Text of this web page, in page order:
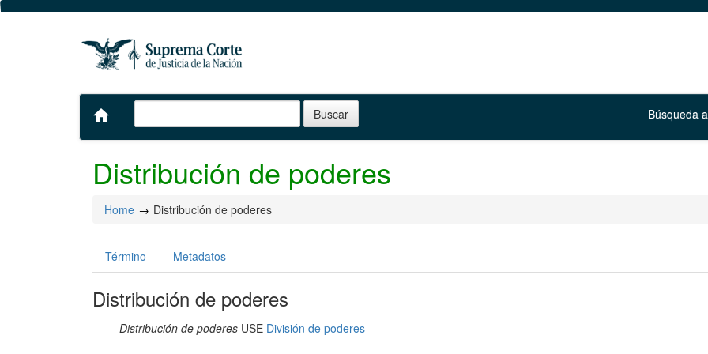
home Búsqueda
Distribución de poderes
Home Distribución de poderes
Término Metadatos
Distribución de poderes
Distribución de poderes USE División de poderes